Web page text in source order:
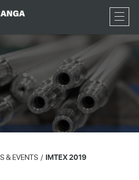
RFQ
& EVENTS IMTEX 2019